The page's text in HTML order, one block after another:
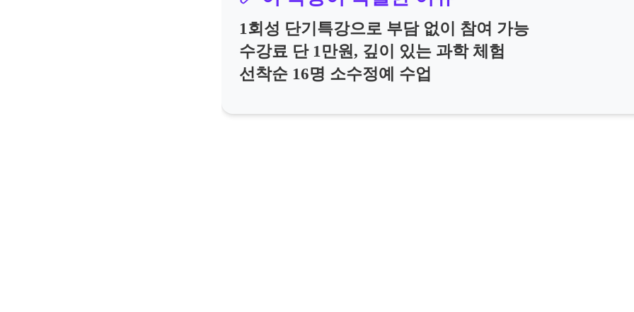
1회성 단기특강으로 부담 없이 참여 가능
수강료 단 1만원, 깊이 있는 과학 체험
선착순 16명 소수정예 수업